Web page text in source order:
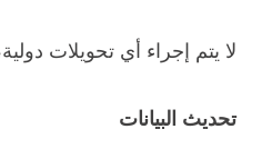
لا يتم إجراء أي تحويلات
تحديث البيانات